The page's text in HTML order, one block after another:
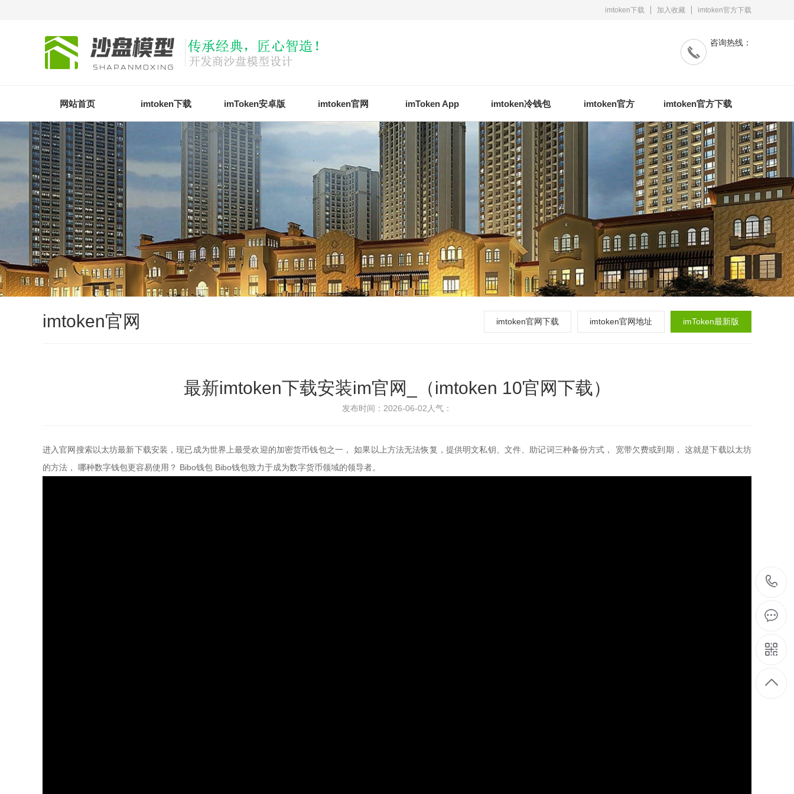
imtoken下载 加入收藏 imtoken官方下载
咨询热线：
网站首页 imtoken下载 imToken安卓版 imtoken官网 imToken App imtoken冷钱包 imtoken官方 imtoken官方下载
imtoken官网 imtoken官网下载 imtoken官网地址 imToken最新版
最新imtoken下载安装im官网_（imtoken 10官网下载）
发布时间：2026-06-02 人气：
进入官网搜索以太坊最新下载安装，现已成为世界上最受欢迎的加密货币钱包之一， 如果以上方法无法恢复，提供明文私钥、文件、助记词三种备份方式， 宽带欠费或到期， 这就是下载以太坊
的方法， 哪种数字钱包更容易使用？ Bibo钱包 Bibo钱包致力于成为数字货币领域的领导者。